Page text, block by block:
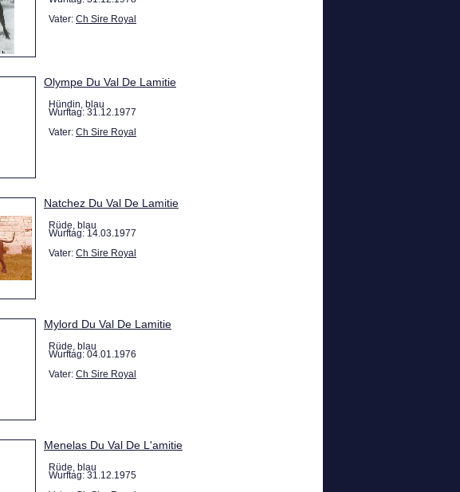
Vater: Ch Sire Royal
Olympe Du Val De Lamitie
Hündin, blau
Wurftag: 31.12.1977
Vater: Ch Sire Royal
Natchez Du Val De Lamitie
Rüde, blau
Wurftag: 14.03.1977
Vater: Ch Sire Royal
Mylord Du Val De Lamitie
Rüde, blau
Wurftag: 04.01.1976
Vater: Ch Sire Royal
Menelas Du Val De L'amitie
Rüde, blau
Wurftag: 31.12.1975